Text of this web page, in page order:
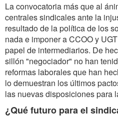
La convocatoria más que al
centrales sindicales ante la
resultado de la política de los
nada e imponer a CCOO y
papel de intermediarios. De
sillón "negociador" no han
reformas laborales que han
lo demuestran los últimos
las nuevas disposiciones para
¿Qué futuro para el